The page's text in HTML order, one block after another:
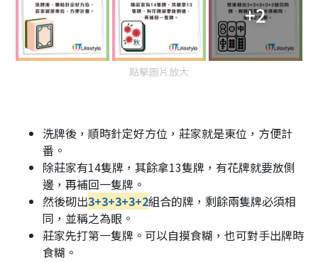
+2
點擊圖片放大
洗牌後，順時針定好方位，莊家就是東位，方便計
番。
除莊家有14隻牌，其餘拿13隻牌，有花牌就要放側
邊，再補回一隻牌。
然後砌出3+3+3+3+2組合的牌，剩餘兩隻牌必須相
同，並稱之為眼。
莊家先打第一隻牌。可以自摸食糊，也可對手出牌時
食糊。